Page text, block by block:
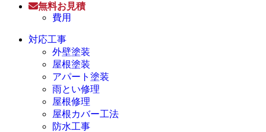
無料お見積
費用
対応工事
外壁塗装
屋根塗装
アパート塗装
雨とい修理
屋根修理
屋根カバー工法
防水工事